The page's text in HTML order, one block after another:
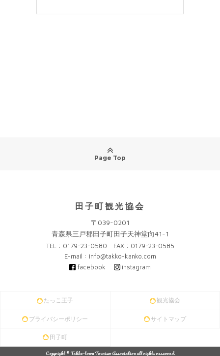
Page Top
田子町観光協会
〒039-0201
青森県三戸郡田子町田子天神堂向41-1
TEL : 0179-23-0580 FAX : 0179-23-0585
E-mail : info@takko-kanko.com
facebook
instagram
たっこ王子 観光協会
プライバシーポリシー サイトマップ
田子町
Copyright © Takko-town Tourism Association all rights reserved.